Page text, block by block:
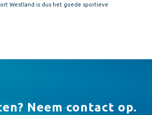
Westland is dus het goede sportieve
Neem contact op.